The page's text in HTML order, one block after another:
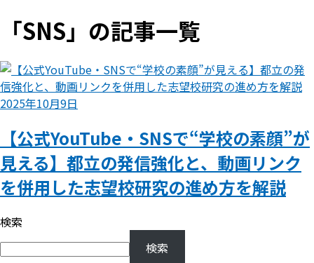
「SNS」の記事一覧
2025年10月9日
【公式YouTube・SNSで“学校の素顔”が
見える】都立の発信強化と、動画リンク
を併用した志望校研究の進め方を解説
検索
検索